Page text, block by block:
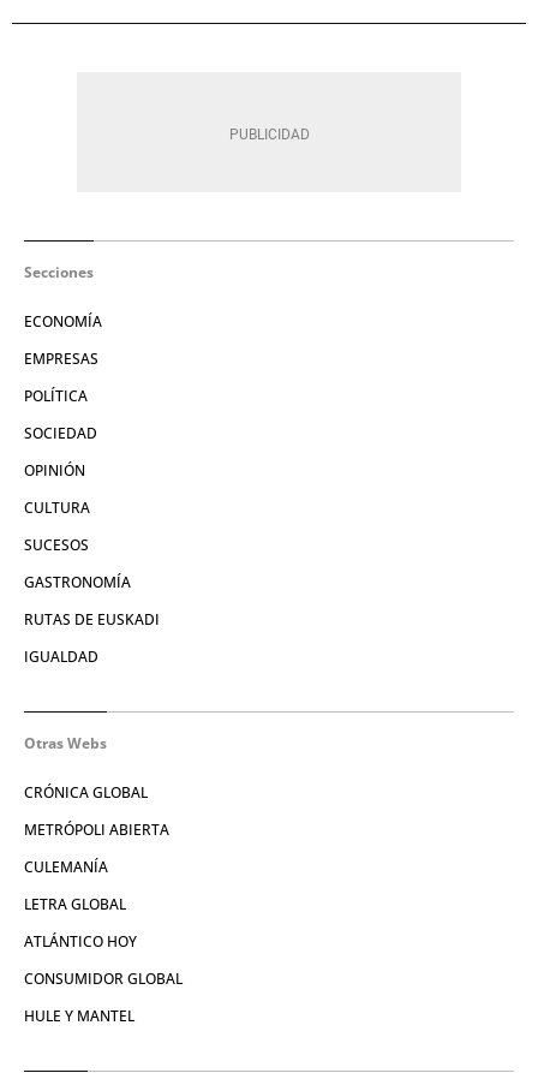
Secciones
ECONOMÍA
EMPRESAS
POLÍTICA
SOCIEDAD
OPINIÓN
CULTURA
SUCESOS
GASTRONOMÍA
RUTAS DE EUSKADI
IGUALDAD
Otras Webs
CRÓNICA GLOBAL
METRÓPOLI ABIERTA
CULEMANÍA
LETRA GLOBAL
ATLÁNTICO HOY
CONSUMIDOR GLOBAL
HULE Y MANTEL